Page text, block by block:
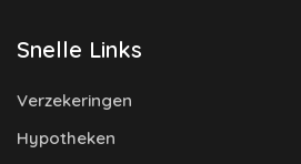
Snelle Links
Verzekeringen
Hypotheken